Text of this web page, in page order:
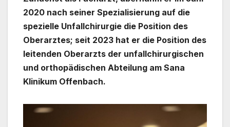
2020 nach seiner Spezialisierung auf die
spezielle Unfallchirurgie die Position des
Oberarztes; seit 2023 hat er die Position des
leitenden Oberarzts der unfallchirurgischen
und orthopädischen Abteilung am Sana
Klinikum Offenbach.